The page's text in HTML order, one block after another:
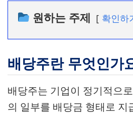
원하는 주제 확인하
배당주란 무엇인가
배당주는 기업이 정기적으
의 일부를 배당금 형태로 지